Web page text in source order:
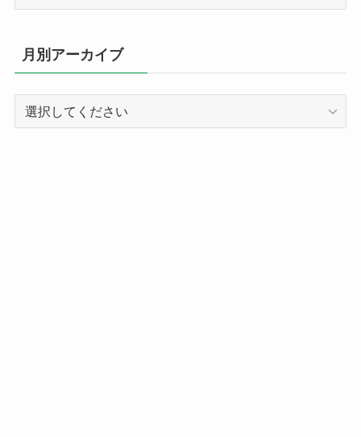
リ
ー
記
事
月別アーカイブ